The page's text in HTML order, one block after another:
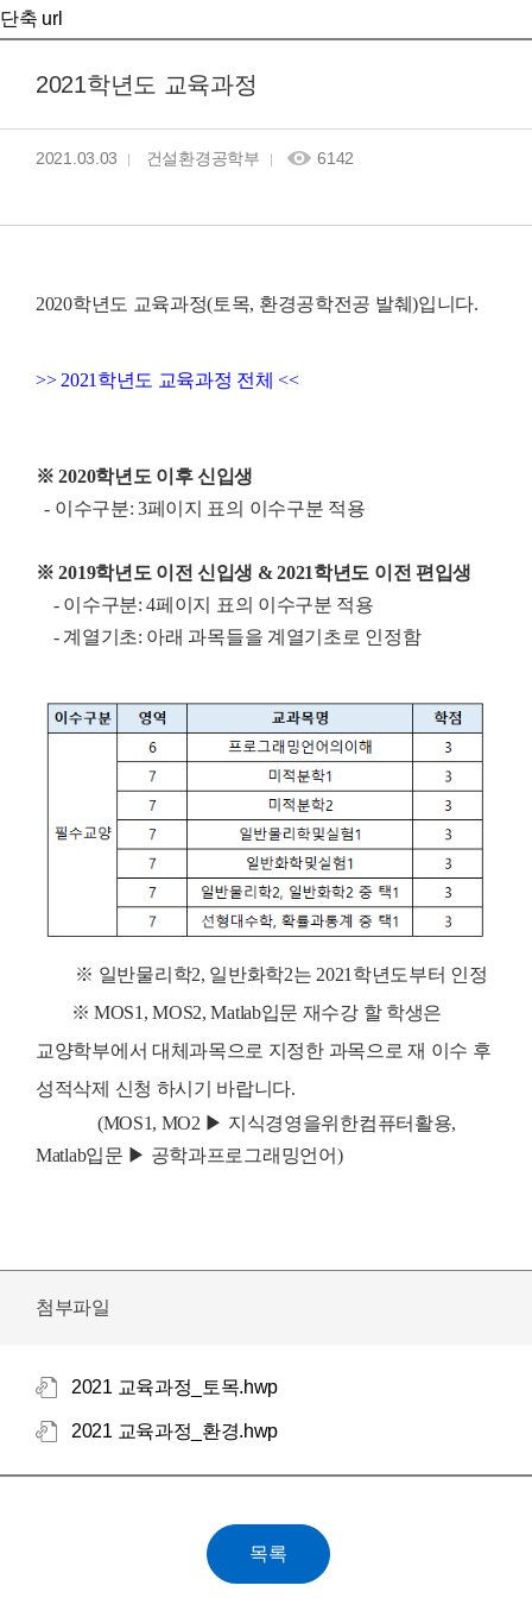
단축 url
2021학년도 교육과정
2021.03.03 건설환경공학부 6142
2020학년도 교육과정(토목, 환경공학전공 발췌)입니다.
>> 2021학년도 교육과정 전체 <<
※ 2020학년도 이후 신입생
- 이수구분: 3페이지 표의 이수구분 적용
※ 2019학년도 이전 신입생 & 2021학년도 이전 편입생
- 이수구분: 4페이지 표의 이수구분 적용
- 계열기초: 아래 과목들을 계열기초로 인정함
※ 일반물리학2, 일반화학2는 2021학년도부터 인정
※ MOS1, MOS2, Matlab입문 재수강 할 학생은
교양학부에서 대체과목으로 지정한 과목으로 재 이수 후
성적삭제 신청 하시기 바랍니다.
(MOS1, MO2 ▶ 지식경영을위한컴퓨터활용,
Matlab입문 ▶ 공학과프로그래밍언어)
첨부파일
2021 교육과정_토목.hwp
2021 교육과정_환경.hwp